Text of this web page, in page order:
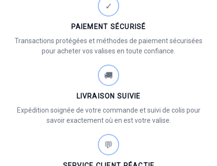
✓
PAIEMENT SÉCURISÉ
Transactions protégées et méthodes de paiement sécurisées
pour acheter vos valises en toute confiance.
🚚
LIVRAISON SUIVIE
Expédition soignée de votre commande et suivi de colis pour
savoir exactement où en est votre valise.
💬